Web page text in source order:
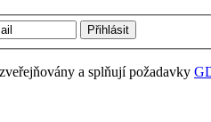
a splňují požadavky